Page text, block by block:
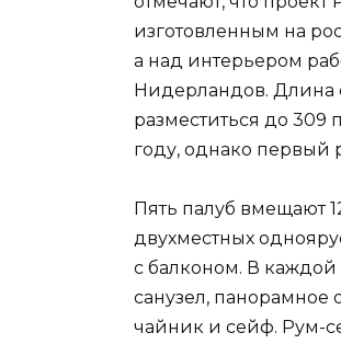
изготовленным на
а над интерьером
Нидерландов. Длина
разместиться до 309
году, однако первый
Пять палуб вмещают
двухместных
с балконом. В
санузел, панорамное
чайник и сейф. Рум-